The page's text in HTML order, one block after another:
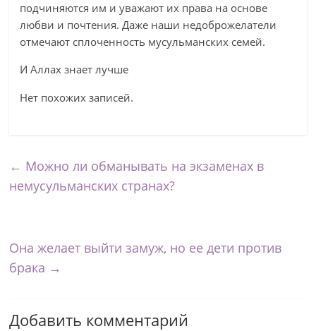
подчиняются им и уважают их права на основе
любви и почтения. Даже наши недоброжелатели
отмечают сплоченность мусульманских семей.
И Аллах знает лучше
Нет похожих записей.
← Можно ли обманывать на экзаменах в
немусульманских странах?
Она желает выйти замуж, но ее дети против
брака →
Добавить комментарий